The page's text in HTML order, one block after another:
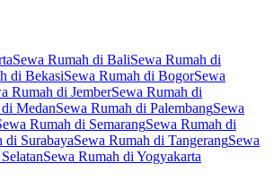
Sewa Rumah di BaliSewa Rumah di
di BekasiSewa Rumah di BogorSewa
Rumah di JemberSewa Rumah di
MedanSewa Rumah di PalembangSewa
Rumah di SemarangSewa Rumah di
di SurabayaSewa Rumah di TangerangSewa
Sewa Rumah di Yogyakarta